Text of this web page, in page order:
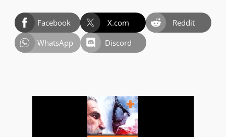
Facebook X.com
Reddit
WhatsApp
Discord